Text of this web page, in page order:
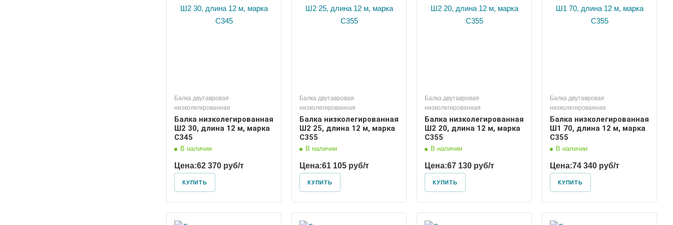
Балка двутавровая
низколегированная
Балка низколегированная
Ш2 30, длина 12 м, марка
С345
В наличии
Цена:62 370 руб/т
КУПИТЬ
Балка двутавровая
низколегированная
Балка низколегированная
Ш2 25, длина 12 м, марка
С355
В наличии
Цена:61 105 руб/т
КУПИТЬ
Балка двутавровая
низколегированная
Балка низколегированная
Ш2 20, длина 12 м, марка
С355
В наличии
Цена:67 130 руб/т
КУПИТЬ
Балка двутавровая
низколегированная
Балка низколегированная
Ш1 70, длина 12 м, марка
С355
В наличии
Цена:74 340 руб/т
КУПИТЬ